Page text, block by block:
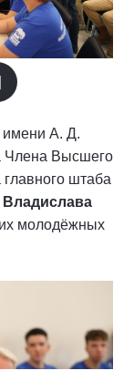
имени А. Д.
Члена Высшего
штаба
Владислава
молодёжных